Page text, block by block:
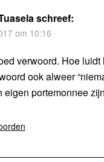
schreef:
om 10:16
verwoord. Hoe
ook alweer
eigen portemonnee